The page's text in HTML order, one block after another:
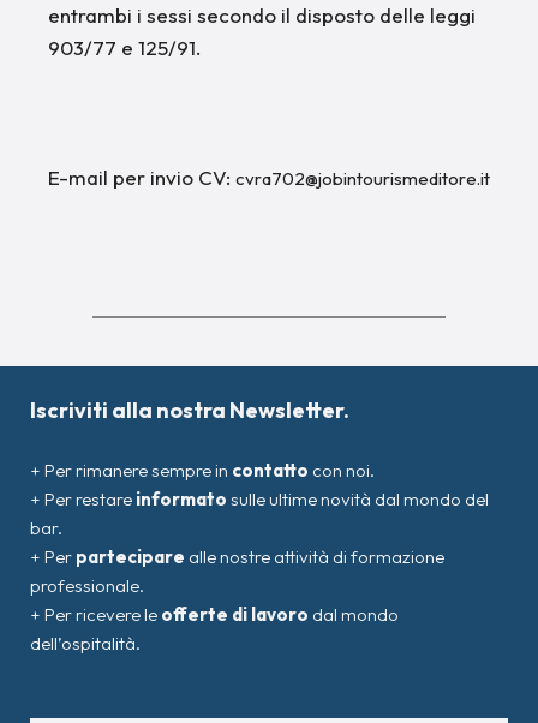
entrambi i sessi secondo il disposto delle leggi
903/77 e 125/91.
E-mail per invio CV: cvra702@jobintourismeditore.it
Iscriviti alla nostra Newsletter.
+ Per rimanere sempre in contatto con noi.
+ Per restare informato sulle ultime novità dal mondo del
bar.
+ Per partecipare alle nostre attività di formazione
professionale.
+ Per ricevere le offerte di lavoro dal mondo
dell’ospitalità.